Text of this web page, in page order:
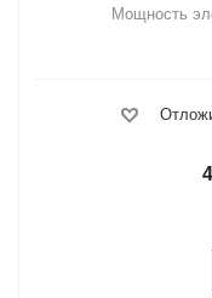
Мощность